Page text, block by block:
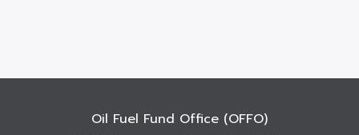
Oil Fuel Fund Office (OFFO)